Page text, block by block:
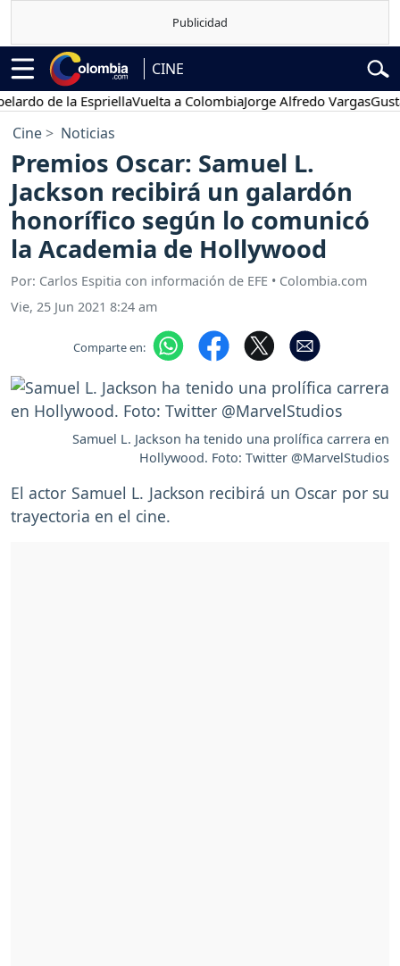
CINE
de la EspriellaVuelta a ColombiaJorge Alfredo VargasGustavo
Cine Noticias
Premios Oscar: Samuel L.
Jackson recibirá un galardón
honorífico según lo comunicó
la Academia de Hollywood
Por: Carlos Espitia con información de EFE • Colombia.com
Vie, 25 Jun 2021 8:24 am
Comparte en:
Samuel L. Jackson ha tenido una prolífica carrera en
Hollywood. Foto: Twitter @MarvelStudios
El actor Samuel L. Jackson recibirá un Oscar por su
trayectoria en el cine.